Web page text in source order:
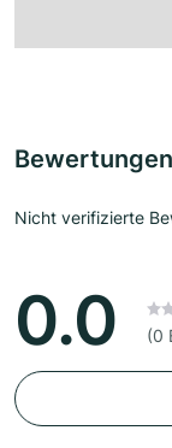
Bewertungen
Nicht verifizierte
0.0 (0